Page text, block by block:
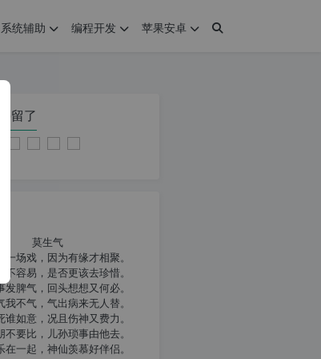
系统辅助 编程开发 苹果安卓
留了
莫生气
一场戏，因为有缘才相聚。
不容易，是否更该去珍惜。
发脾气，回头想想又何必。
我不气，气出病来无人替。
谁如意，况且伤神又费力。
不要比，儿孙琐事由他去。
在一起，神仙羡慕好伴侣。